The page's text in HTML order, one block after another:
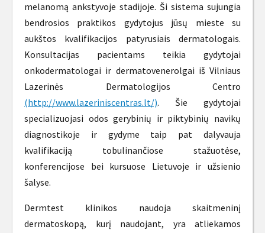
melanomą ankstyvoje stadijoje. Ši sistema sujungia
bendrosios praktikos gydytojus jūsų mieste su
aukštos kvalifikacijos patyrusiais dermatologais.
Konsultacijas pacientams teikia gydytojai
onkodermatologai ir dermatovenerolgai iš Vilniaus
Lazerinės Dermatologijos Centro
(http://www.lazeriniscentras.lt/). Šie gydytojai
specializuojasi odos gerybinių ir piktybinių navikų
diagnostikoje ir gydyme taip pat dalyvauja
kvalifikaciją tobulinančiose stažuotėse,
konferencijose bei kursuose Lietuvoje ir užsienio
šalyse.
Dermtest klinikos naudoja skaitmeninį
dermatoskopą, kurį naudojant, yra atliekamos